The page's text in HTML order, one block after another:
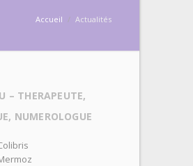
Accueil / Actualités
– THERAPEUTE,
NUMEROLOGUE